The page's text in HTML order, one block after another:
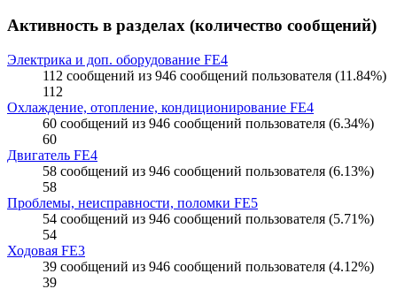
Активность в разделах (количество сообщений)
Электрика и доп. оборудование FE4
112 сообщений из 946 сообщений пользователя (11.84%)
112
Охлаждение, отопление, кондиционирование FE4
60 сообщений из 946 сообщений пользователя (6.34%)
60
Двигатель FE4
58 сообщений из 946 сообщений пользователя (6.13%)
58
Проблемы, неисправности, поломки FE5
54 сообщений из 946 сообщений пользователя (5.71%)
54
Ходовая FE3
39 сообщений из 946 сообщений пользователя (4.12%)
39